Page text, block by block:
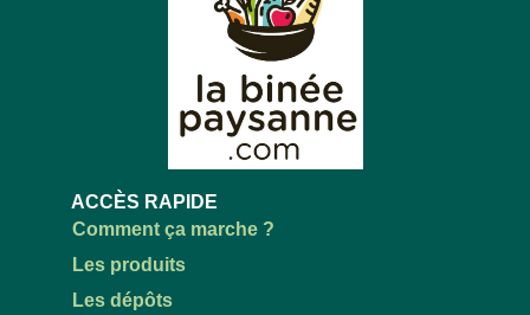
ACCÈS RAPIDE
Comment ça marche ?
Les produits
Les dépôts